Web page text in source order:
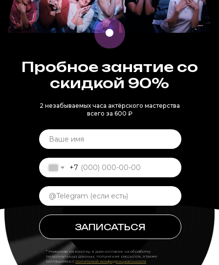
+7
ЗАПИСАТЬСЯ
* Нажимая на кнопку, я даю согласие на обработку
персональных данных, получение рассылок, а также
соглашаюсь с политикой конфиденциальности.
Пробное занятие со
скидкой 90%
2 незабываемых часа актёрского мастерства
всего за 600 ₽